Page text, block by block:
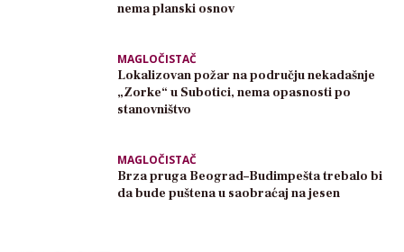
nema planski osnov
MAGLOČISTAČ
Lokalizovan požar na području nekadašnje
„Zorke“ u Subotici, nema opasnosti po
stanovništvo
MAGLOČISTAČ
Brza pruga Beograd–Budimpešta trebalo bi
da bude puštena u saobraćaj na jesen